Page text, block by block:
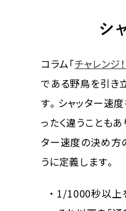
シ
コラム「チャレンジ
である野鳥を引き
す。シャッター速
ったく違うことも
ター速度の決め方
うに定義します。
1/1000秒以上